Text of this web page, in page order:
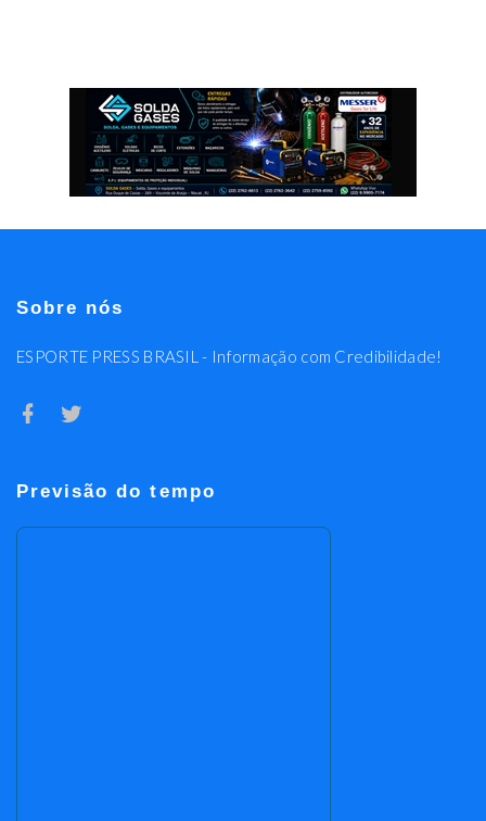
Sobre nós
ESPORTE PRESS BRASIL - Informação com Credibilidade!
Previsão do tempo